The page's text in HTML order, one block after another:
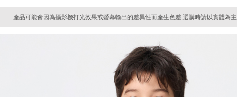
產品可能會因為攝影機打光效果或螢幕輸出的差異性而產生色差,選購時請以實體為主